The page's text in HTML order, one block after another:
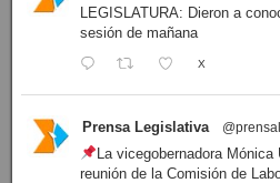
LEGISLATURA: Dieron a
sesión de mañana
X
Prensa Legislativa
La vicegobernadora Mónica
reunión de la Comisión de